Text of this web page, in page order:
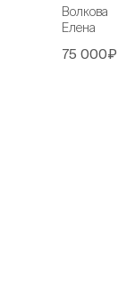
Волкова
Елена
75 000₽